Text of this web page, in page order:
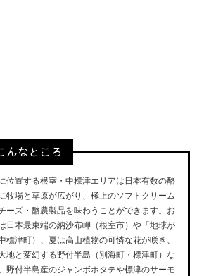
んなところ
位置する根室・中標津エリアは日本有数の酪
牧場と草原が広がり、極上のソフトクリーム
ーズ・酪農製品を味わうことができます。お
日本最東端の納沙布岬（根室市）や「地球が
標津町）、夏は高山植物の可憐な花が咲き、
地と変幻する野付半島（別海町・標津町）な
野付半島産のジャンボホタテや標津のサーモ